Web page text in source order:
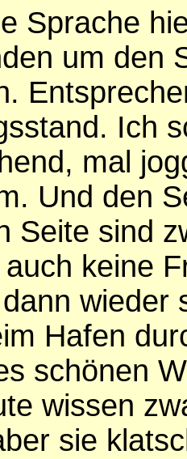
Sprache
um den
Ich
mal
Und den
Seite sind
keine
wieder
Hafen
schönen
wissen
sie